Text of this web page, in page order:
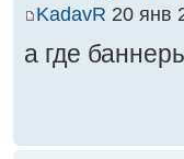
KadavR 20 янв
а где